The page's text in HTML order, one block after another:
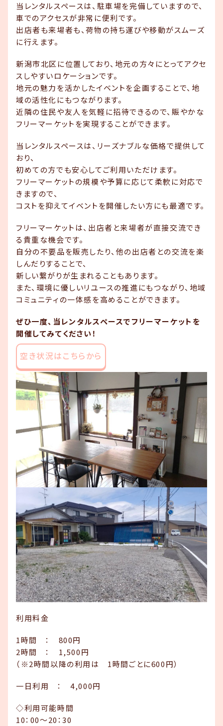
当レンタルスペースは、駐車場を完備していますので、
車でのアクセスが非常に便利です。
出店者も来場者も、荷物の持ち運びや移動がスムーズ
に行えます。
新潟市北区に位置しており、地元の方々にとってアクセ
スしやすいロケーションです。
地元の魅力を活かしたイベントを企画することで、地
域の活性化にもつながります。
近隣の住民や友人を気軽に招待できるので、賑やかな
フリーマーケットを実現することができます。
当レンタルスペースは、リーズナブルな価格で提供して
おり、
初めての方でも安心してご利用いただけます。
フリーマーケットの規模や予算に応じて柔軟に対応で
きますので、
コストを抑えてイベントを開催したい方にも最適です。
フリーマーケットは、出店者と来場者が直接交流でき
る貴重な機会です。
自分の不要品を販売したり、他の出店者との交流を楽
しんだりすることで、
新しい繋がりが生まれることもあります。
また、環境に優しいリユースの推進にもつながり、地域
コミュニティの一体感を高めることができます。
ぜひ一度、当レンタルスペースでフリーマーケットを
開催してみてください！
空き状況はこちらから
利用料金
1時間 ： 800円
2時間 ： 1,500円
（※2時間以降の利用は 1時間ごとに600円）
一日利用 ： 4,000円
◇利用可能時間
10：00～20：30